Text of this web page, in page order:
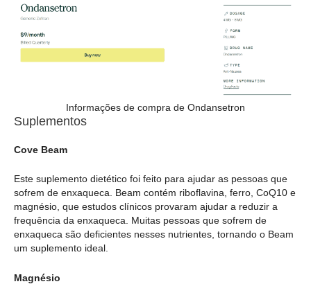
Informações de compra de Ondansetron
Suplementos
Cove Beam
Este suplemento dietético foi feito para ajudar as pessoas que
sofrem de enxaqueca. Beam contém riboflavina, ferro, CoQ10 e
magnésio, que estudos clínicos provaram ajudar a reduzir a
frequência da enxaqueca. Muitas pessoas que sofrem de
enxaqueca são deficientes nesses nutrientes, tornando o Beam
um suplemento ideal.
Magnésio